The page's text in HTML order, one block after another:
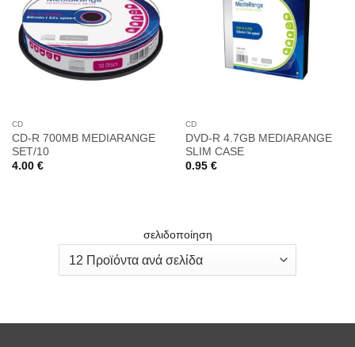
Προσθήκη
στη
Wishlist
CD
CD-R 700MB MEDIARANGE
SET/10
4.00 €
Προσθήκη
στη
Wishlist
CD
DVD-R 4.7GB MEDIARANGE
SLIM CASE
0.95 €
σελιδοποίηση